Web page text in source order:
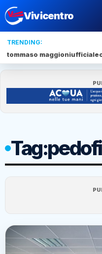
Vivicentro
TRENDING:
tommaso maggioniufficiale
Tag: